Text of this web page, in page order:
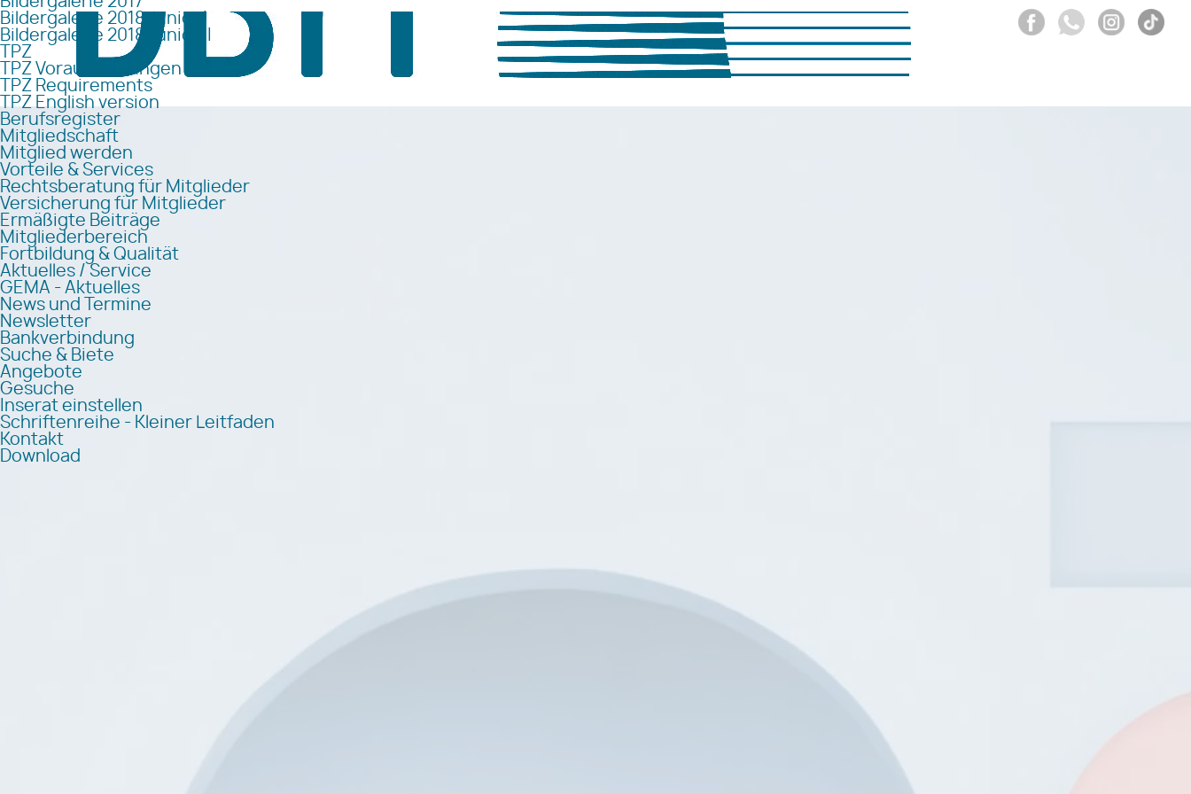
Bildergalerie 2018 Junior I
Bildergalerie 2018 Junior II
TPZ
TPZ Voraussetzungen
TPZ Requirements
TPZ English version
Berufsregister
Mitgliedschaft
Mitglied werden
Vorteile & Services
Rechtsberatung für Mitglieder
Versicherung für Mitglieder
Ermäßigte Beiträge
Mitgliederbereich
Fortbildung & Qualität
Aktuelles / Service
GEMA - Aktuelles
News und Termine
Newsletter
Bankverbindung
Suche & Biete
Angebote
Gesuche
Inserat einstellen
Schriftenreihe - Kleiner Leitfaden
Kontakt
Download